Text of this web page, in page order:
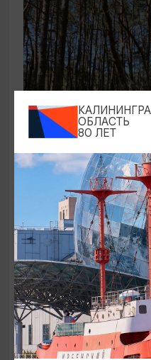
ЭКСКУРСИИ
косы»
01.02.2026 -
Куршская коса
ОТ 2500₽
ОБЛАСТЬ
80 ЛЕТ